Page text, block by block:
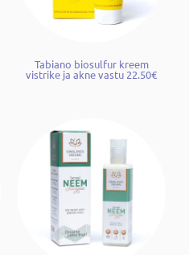
Tabiano biosulfur kreem
vistrike ja akne vastu 22.50€